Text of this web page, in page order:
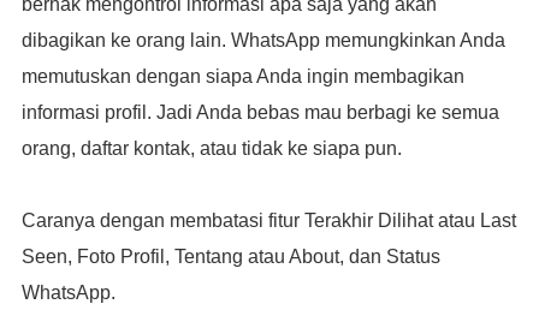
dibagikan ke orang lain. WhatsApp memungkinkan Anda
memutuskan dengan siapa Anda ingin membagikan
informasi profil. Jadi Anda bebas mau berbagi ke semua
orang, daftar kontak, atau tidak ke siapa pun.
Caranya dengan membatasi fitur Terakhir Dilihat atau Last
Seen, Foto Profil, Tentang atau About, dan Status
WhatsApp.